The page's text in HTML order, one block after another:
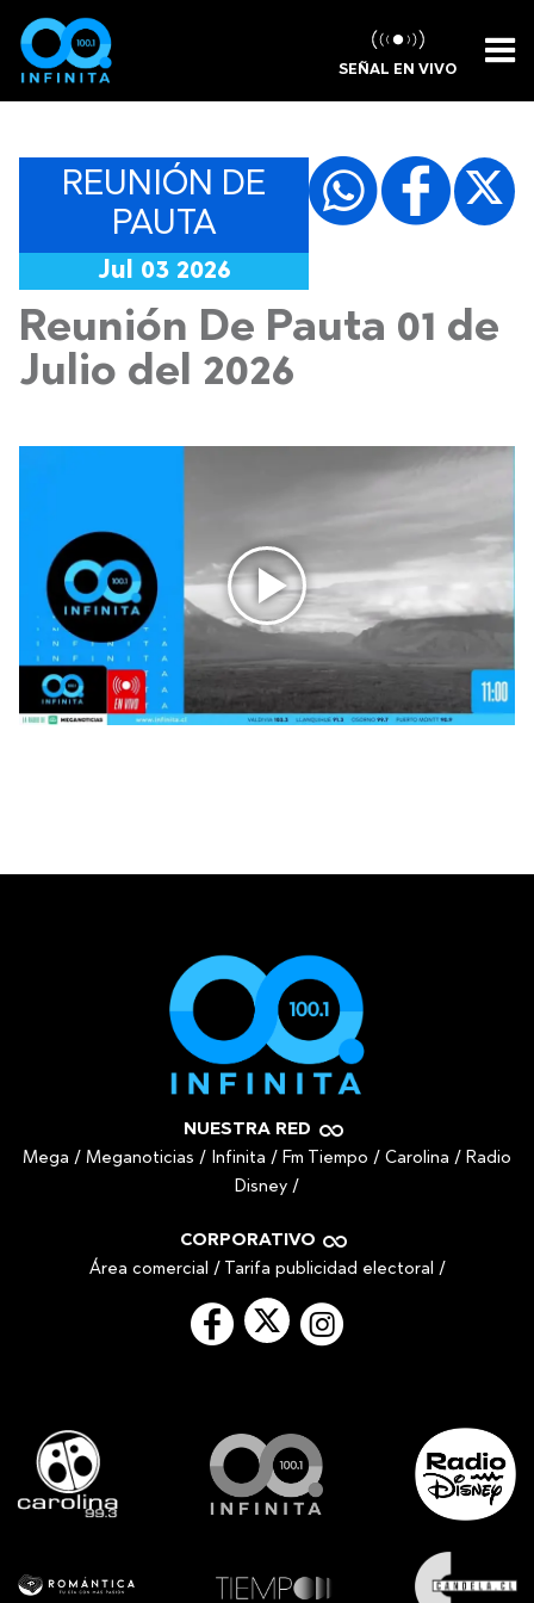
SEÑAL EN VIVO
REUNIÓN DE
PAUTA
Jul 03 2026
Reunión De Pauta 01 de
Julio del 2026
NUESTRA RED
Mega / Meganoticias / Infinita / Fm Tiempo / Carolina / Radio
Disney /
CORPORATIVO
Área comercial / Tarifa publicidad electoral /